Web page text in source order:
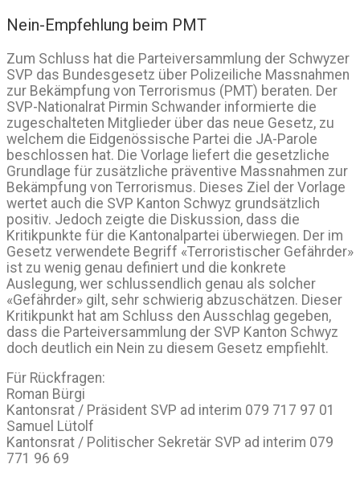
Nein-Empfehlung beim PMT
Zum Schluss hat die Parteiversammlung der Schwyzer
SVP das Bundesgesetz über Polizeiliche Massnahmen
zur Bekämpfung von Terrorismus (PMT) beraten. Der
SVP-Nationalrat Pirmin Schwander informierte die
zugeschalteten Mitglieder über das neue Gesetz, zu
welchem die Eidgenössische Partei die JA-Parole
beschlossen hat. Die Vorlage liefert die gesetzliche
Grundlage für zusätzliche präventive Massnahmen zur
Bekämpfung von Terrorismus. Dieses Ziel der Vorlage
wertet auch die SVP Kanton Schwyz grundsätzlich
positiv. Jedoch zeigte die Diskussion, dass die
Kritikpunkte für die Kantonalpartei überwiegen. Der im
Gesetz verwendete Begriff «Terroristischer Gefährder»
ist zu wenig genau definiert und die konkrete
Auslegung, wer schlussendlich genau als solcher
«Gefährder» gilt, sehr schwierig abzuschätzen. Dieser
Kritikpunkt hat am Schluss den Ausschlag gegeben,
dass die Parteiversammlung der SVP Kanton Schwyz
doch deutlich ein Nein zu diesem Gesetz empfiehlt.
Für Rückfragen:
Roman Bürgi
Kantonsrat / Präsident SVP ad interim 079 717 97 01
Samuel Lütolf
Kantonsrat / Politischer Sekretär SVP ad interim 079
771 96 69